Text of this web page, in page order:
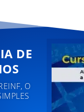
DE
O